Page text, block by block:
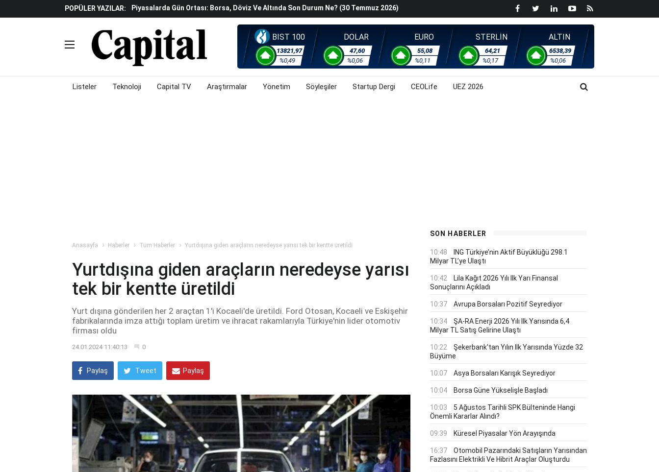
POPÜLER YAZILAR:
İş Dünyasının Acı Kaybı: Orhan Z. Diren Hayatını Kaybetti
Döviz Ve Altın Güne Nasıl Başladı? (30 Temmuz 2026)
Avrupa'da Yatırım Yapmak Isteyenlere Yeni Alternatif: Fransa
Küresel Piyasalarda Fed'e Ilişkin Belirsizlikler Ve Jeopolitik Gerilimlerden Kaynaklı
Satış Baskısı Hakim
Piyasalarda Gün Ortası: Borsa, Döviz Ve Altında Son Durum Ne? (30 Temmuz 2026)
BIST 100
13821,97
%0,49
DOLAR
47,60
%0,06
EURO
55,08
%0,11
STERLİN
64,21
%0,17
ALTIN
6538,39
%0,06
Listeler Teknoloji Capital TV Araştırmalar Yönetim Söyleşiler Startup Dergi CEOLife UEZ 2026
Anasayfa Haberler Tüm Haberler Yurtdışına giden araçların neredeyse yarısı tek bir kentte üretildi
Yurtdışına giden araçların neredeyse yarısı
tek bir kentte üretildi
Yurt dışına gönderilen her 2 araçtan 1'i Kocaeli'de üretildi. Ford Otosan, Kocaeli ve Eskişehir
fabrikalarında imza attığı toplam üretim ve ihracat rakamlarıyla Türkiye'nin lider otomotiv
firması oldu
24.01.2024 11:40:13 0
Paylaş Tweet Paylaş
SON HABERLER
10:48
ING Türkiye’nin Aktif Büyüklüğü 298.1
Milyar TL’ye Ulaştı
10:42
Lila Kağıt 2026 Yılı Ilk Yarı Finansal
Sonuçlarını Açıkladı
10:37 Avrupa Borsaları Pozitif Seyrediyor
10:34
ŞA-RA Enerji 2026 Yılı Ilk Yarısında 6,4
Milyar TL Satış Gelirine Ulaştı
10:22
Şekerbank'tan Yılın Ilk Yarısında Yüzde 32
Büyüme
10:07 Asya Borsaları Karışık Seyrediyor
10:04 Borsa Güne Yükselişle Başladı
10:03
5 Ağustos Tarihli SPK Bülteninde Hangi
Önemli Kararlar Alındı?
09:39 Küresel Piyasalar Yön Arayışında
16:37
Otomobil Pazarındaki Satışların Yarısından
Fazlasını Elektrikli Ve Hibrit Araçlar Oluşturdu